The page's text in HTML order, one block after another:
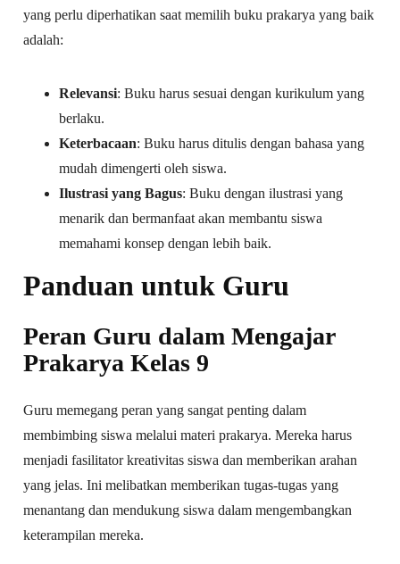
yang perlu diperhatikan saat memilih buku prakarya yang baik
adalah:
Relevansi: Buku harus sesuai dengan kurikulum yang
berlaku.
Keterbacaan: Buku harus ditulis dengan bahasa yang
mudah dimengerti oleh siswa.
Ilustrasi yang Bagus: Buku dengan ilustrasi yang
menarik dan bermanfaat akan membantu siswa
memahami konsep dengan lebih baik.
Panduan untuk Guru
Peran Guru dalam Mengajar
Prakarya Kelas 9
Guru memegang peran yang sangat penting dalam
membimbing siswa melalui materi prakarya. Mereka harus
menjadi fasilitator kreativitas siswa dan memberikan arahan
yang jelas. Ini melibatkan memberikan tugas-tugas yang
menantang dan mendukung siswa dalam mengembangkan
keterampilan mereka.